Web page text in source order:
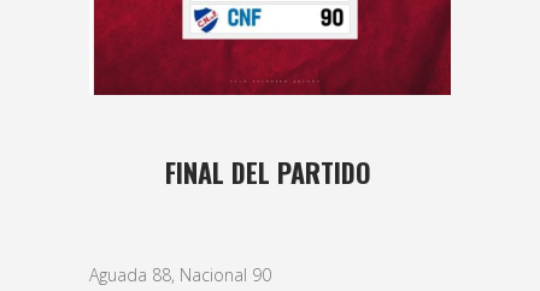
FINAL DEL PARTIDO
Aguada 88, Nacional 90